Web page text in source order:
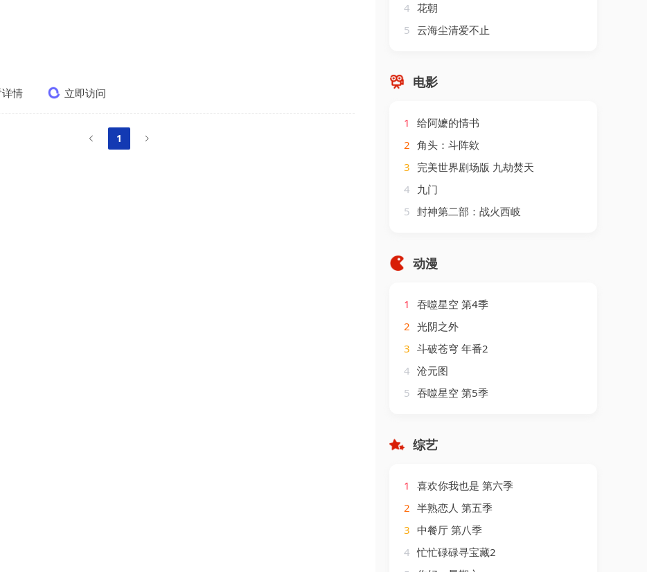
情 立即访问
1
4 花朝
5 云海尘清爱不止
电影
1
给阿嬷的情书
2 角头：斗阵欸
3 完美世界剧场版 九劫焚天
4 九门
5 封神第二部：战火西岐
动漫
1
吞噬星空 第4季
2 光阴之外
3 斗破苍穹 年番2
4 沧元图
5 吞噬星空 第5季
综艺
1
喜欢你我也是 第六季
2 半熟恋人 第五季
3 中餐厅 第八季
4 忙忙碌碌寻宝藏2